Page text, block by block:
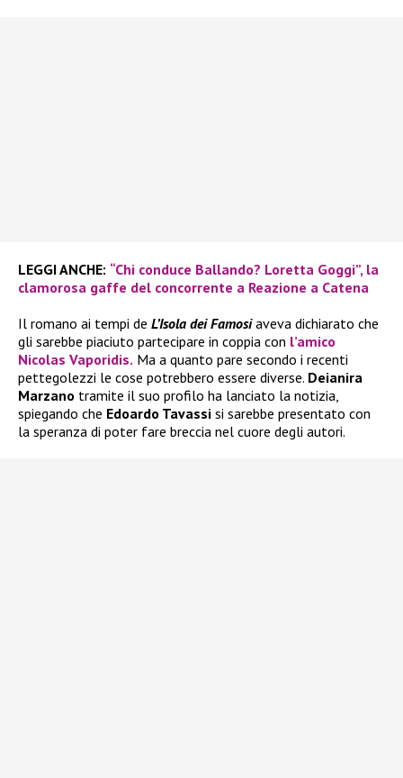
LEGGI ANCHE: “Chi conduce Ballando? Loretta Goggi”, la
clamorosa gaffe del concorrente a Reazione a Catena
Il romano ai tempi de L’Isola dei Famosiaveva dichiarato che
gli sarebbe piaciuto partecipare in coppia con l’amico
Nicolas Vaporidis. Ma a quanto pare secondo i recenti
pettegolezzi le cose potrebbero essere diverse. Deianira
Marzano tramite il suo profilo ha lanciato la notizia,
spiegando che Edoardo Tavassi si sarebbe presentato con
la speranza di poter fare breccia nel cuore degli autori.